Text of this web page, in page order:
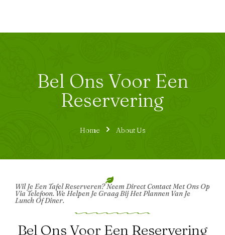
Bel Ons Voor Een
Reservering
Home About Us
Wil Je Een Tafel Reserveren? Neem Direct Contact Met Ons Op
Via Telefoon. We Helpen Je Graag Bij Het Plannen Van Je
Lunch Of Diner.
Bel Ons Voor Een Reservering